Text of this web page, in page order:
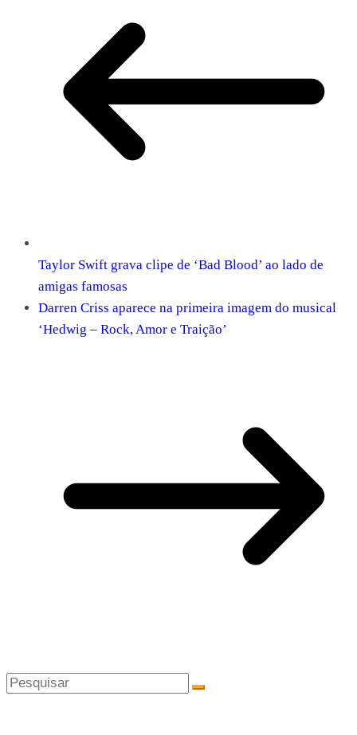
Taylor Swift grava clipe de ‘Bad Blood’ ao lado de
amigas famosas
Darren Criss aparece na primeira imagem do musical
‘Hedwig – Rock, Amor e Traição’